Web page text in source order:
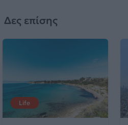
Δες επίσης
Life